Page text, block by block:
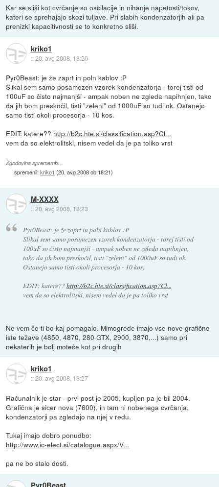
Kar se sliši kot cvrčanje so oscilacije in nihanje napetosti/tokov,
kateri se sprehajajo skozi tuljave. Pri slabih kondenzatorjih ali pa
prenizki kapacitivnosti se to konkretno sliši.
kriko1
::20. avg 2008, 18:20
Pyr0Beast: je že zaprt in poln kablov :P
Slikal sem samo posamezen vzorek kondenzatorja - torej tisti od
100uF so čisto najmanjši - ampak noben ne zgleda napihnjen, tako
da jih bom preskočil, tisti "zeleni" od 1000uF so tudi ok. Ostanejo
samo tisti okoli procesorja - 10 kos.
EDIT: katere?? http://b2c.hte.si/classification.asp?Cl...
vem da so elektrolitski, nisem vedel da je pa toliko vrst
Zgodovina sprememb…
spremenil:kriko1 (20. avg 2008 ob 18:21)
M-XXXX
::20. avg 2008, 18:23
Pyr0Beast: je že zaprt in poln kablov :P
Slikal sem samo posamezen vzorek kondenzatorja - torej tisti od
100uF so čisto najmanjši - ampak noben ne zgleda napihnjen,
tako da jih bom preskočil, tisti "zeleni" od 1000uF so tudi ok.
Ostanejo samo tisti okoli procesorja - 10 kos.
EDIT: katere??http://b2c.hte.si/classification.asp?Cl...
vem da so elektrolitski, nisem vedel da je pa toliko vrst
Ne vem če ti bo kaj pomagalo. Mimogrede imajo vse nove grafične
iste težave (4850, 4870, 280 GTX, 2900, 3870,...) samo pri
nekaterih je bolj moteče kot pri drugih
kriko1
::20. avg 2008, 18:27
Računalnik je star - prvi post je 2005, kupljen pa je bil 2004.
Grafična je sicer nova (7600), in tam ni nobenega cvrčanja,
kondenzatorji pa zgledajo na njej v redu.
Tukaj imajo dobro ponudbo:
http://www.ic-elect.si/catalogue.aspx/V...
pa ne bo stalo dosti.